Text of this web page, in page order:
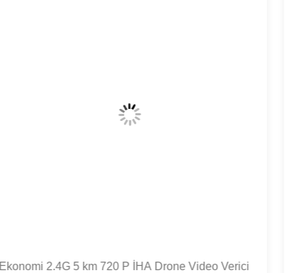
C50HPT 40-70km Mavlink 2.4GHz COFDM UAV